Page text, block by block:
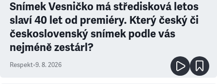
Snímek Vesničko má středisková letos
slaví 40 let od premiéry. Který český či
československý snímek podle vás
nejméně zestárl?
Respekt•9. 8. 2026